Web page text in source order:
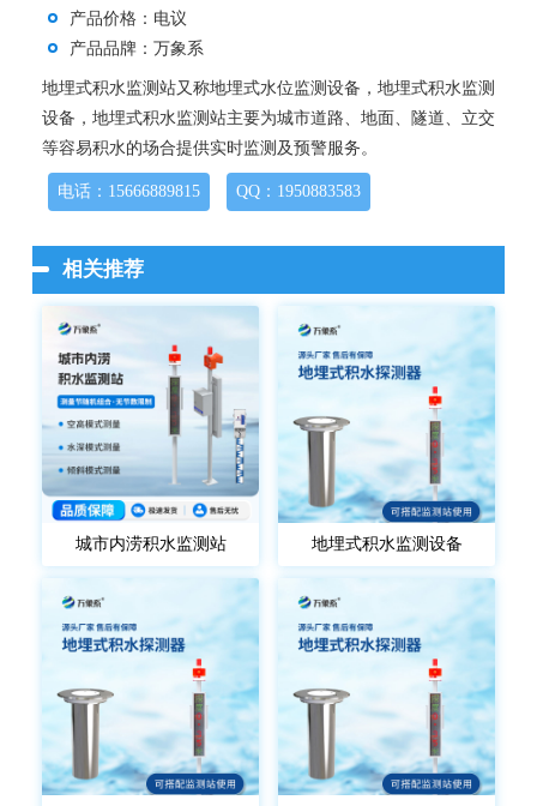
产品价格：电议
产品品牌：万象系
地埋式积水监测站又称地埋式水位监测设备，地埋式积水监测
设备，地埋式积水监测站主要为城市道路、地面、隧道、立交
等容易积水的场合提供实时监测及预警服务。
电话：15666889815 QQ：1950883583
相关推荐
城市内涝积水监测站 地埋式积水监测设备